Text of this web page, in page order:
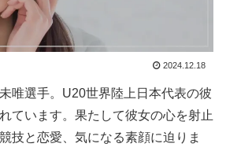
2024.12.18
唯選手。U20世界陸上日本代表の彼
ています。果たして彼女の心を射止
技と恋愛、気になる素顔に迫りま